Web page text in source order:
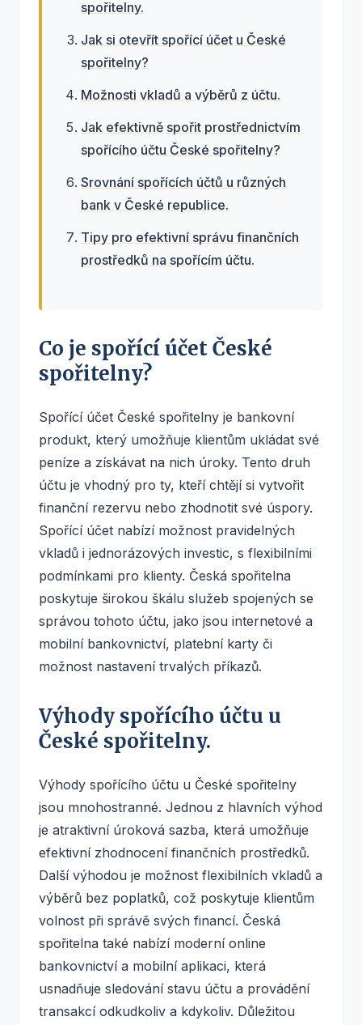
spořitelny.
Jak si otevřít spořící účet u České
spořitelny?
Možnosti vkladů a výběrů z účtu.
Jak efektivně spořit prostřednictvím
spořícího účtu České spořitelny?
Srovnání spořících účtů u různých
bank v České republice.
Tipy pro efektivní správu finančních
prostředků na spořícím účtu.
Co je spořící účet České
spořitelny?
Spořící účet České spořitelny je bankovní
produkt, který umožňuje klientům ukládat své
peníze a získávat na nich úroky. Tento druh
účtu je vhodný pro ty, kteří chtějí si vytvořit
finanční rezervu nebo zhodnotit své úspory.
Spořící účet nabízí možnost pravidelných
vkladů i jednorázových investic, s flexibilními
podmínkami pro klienty. Česká spořitelna
poskytuje širokou škálu služeb spojených se
správou tohoto účtu, jako jsou internetové a
mobilní bankovnictví, platební karty či
možnost nastavení trvalých příkazů.
Výhody spořícího účtu u
České spořitelny.
Výhody spořícího účtu u České spořitelny
jsou mnohostranné. Jednou z hlavních výhod
je atraktivní úroková sazba, která umožňuje
efektivní zhodnocení finančních prostředků.
Další výhodou je možnost flexibilních vkladů a
výběrů bez poplatků, což poskytuje klientům
volnost při správě svých financí. Česká
spořitelna také nabízí moderní online
bankovnictví a mobilní aplikaci, která
usnadňuje sledování stavu účtu a provádění
transakcí odkudkoliv a kdykoliv. Důležitou